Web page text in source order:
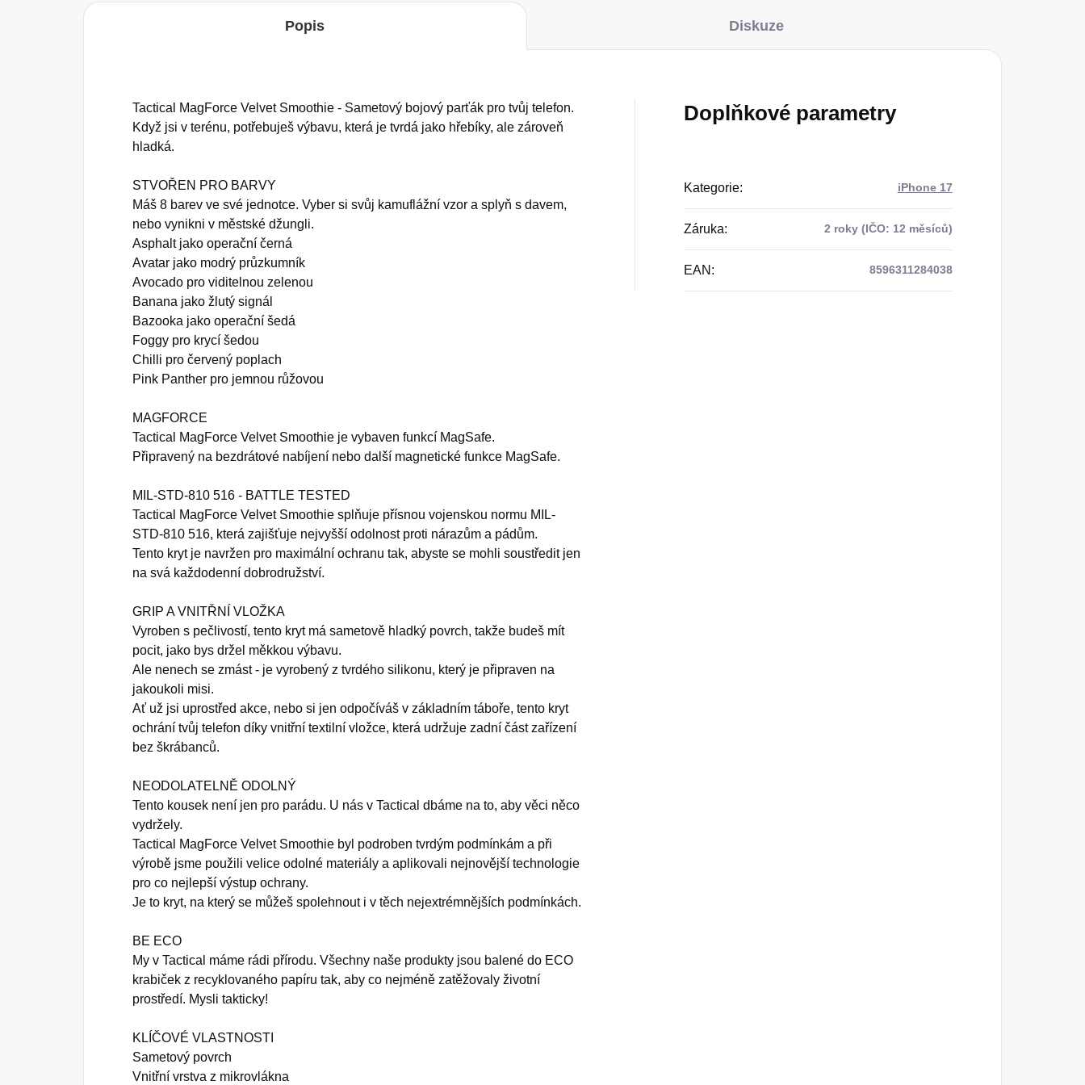
Popis Diskuze
Tactical MagForce Velvet Smoothie - Sametový bojový parťák pro tvůj telefon.
Když jsi v terénu, potřebuješ výbavu, která je tvrdá jako hřebíky, ale zároveň
hladká.
STVOŘEN PRO BARVY
Máš 8 barev ve své jednotce. Vyber si svůj kamuflážní vzor a splyň s davem,
nebo vynikni v městské džungli.
Asphalt jako operační černá
Avatar jako modrý průzkumník
Avocado pro viditelnou zelenou
Banana jako žlutý signál
Bazooka jako operační šedá
Foggy pro krycí šedou
Chilli pro červený poplach
Pink Panther pro jemnou růžovou
MAGFORCE
Tactical MagForce Velvet Smoothie je vybaven funkcí MagSafe.
Připravený na bezdrátové nabíjení nebo další magnetické funkce MagSafe.
MIL-STD-810 516 - BATTLE TESTED
Tactical MagForce Velvet Smoothie splňuje přísnou vojenskou normu MIL-
STD-810 516, která zajišťuje nejvyšší odolnost proti nárazům a pádům.
Tento kryt je navržen pro maximální ochranu tak, abyste se mohli soustředit jen
na svá každodenní dobrodružství.
GRIP A VNITŘNÍ VLOŽKA
Vyroben s pečlivostí, tento kryt má sametově hladký povrch, takže budeš mít
pocit, jako bys držel měkkou výbavu.
Ale nenech se zmást - je vyrobený z tvrdého silikonu, který je připraven na
jakoukoli misi.
Ať už jsi uprostřed akce, nebo si jen odpočíváš v základním táboře, tento kryt
ochrání tvůj telefon díky vnitřní textilní vložce, která udržuje zadní část zařízení
bez škrábanců.
NEODOLATELNĚ ODOLNÝ
Tento kousek není jen pro parádu. U nás v Tactical dbáme na to, aby věci něco
vydržely.
Tactical MagForce Velvet Smoothie byl podroben tvrdým podmínkám a při
výrobě jsme použili velice odolné materiály a aplikovali nejnovější technologie
pro co nejlepší výstup ochrany.
Je to kryt, na který se můžeš spolehnout i v těch nejextrémnějších podmínkách.
BE ECO
My v Tactical máme rádi přírodu. Všechny naše produkty jsou balené do ECO
krabiček z recyklovaného papíru tak, aby co nejméně zatěžovaly životní
prostředí. Mysli takticky!
KLÍČOVÉ VLASTNOSTI
Sametový povrch
Vnitřní vrstva z mikrovlákna
Doplňkové parametry
Kategorie: iPhone 17
Záruka: 2 roky (IČO: 12 měsíců)
EAN : 8596311284038